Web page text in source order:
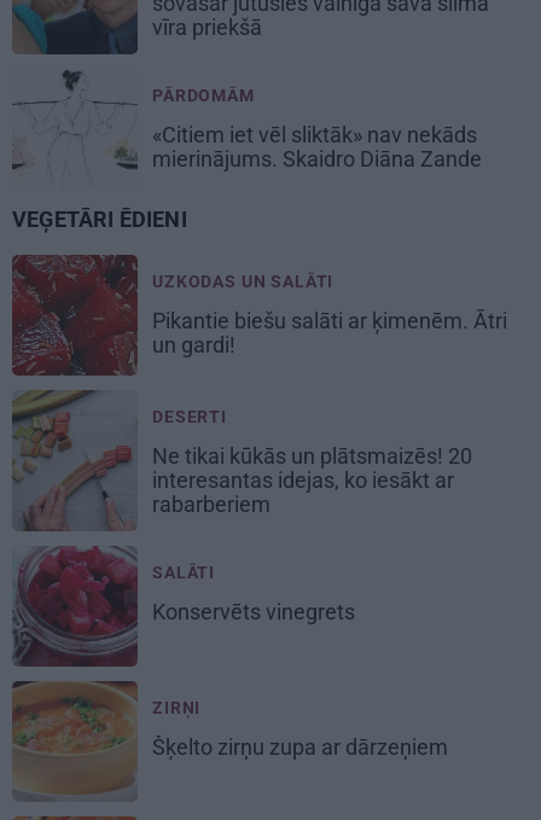
vīra priekšā
PĀRDOMĀM
«Citiem iet vēl sliktāk» nav nekāds
mierinājums. Skaidro Diāna Zande
VEĢETĀRI ĒDIENI
UZKODAS UN SALĀTI
Pikantie biešu salāti ar ķimenēm. Ātri
un gardi!
DESERTI
Ne tikai kūkās un plātsmaizēs! 20
interesantas idejas, ko iesākt ar
rabarberiem
SALĀTI
Konservēts vinegrets
ZIRŅI
Šķelto zirņu zupa ar dārzeņiem